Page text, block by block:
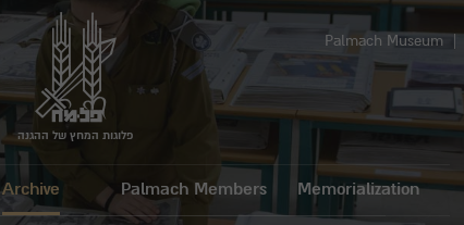
פלוגות המחץ של ההגנה
Palmach Museum
Archive Palmach Members Memorialization